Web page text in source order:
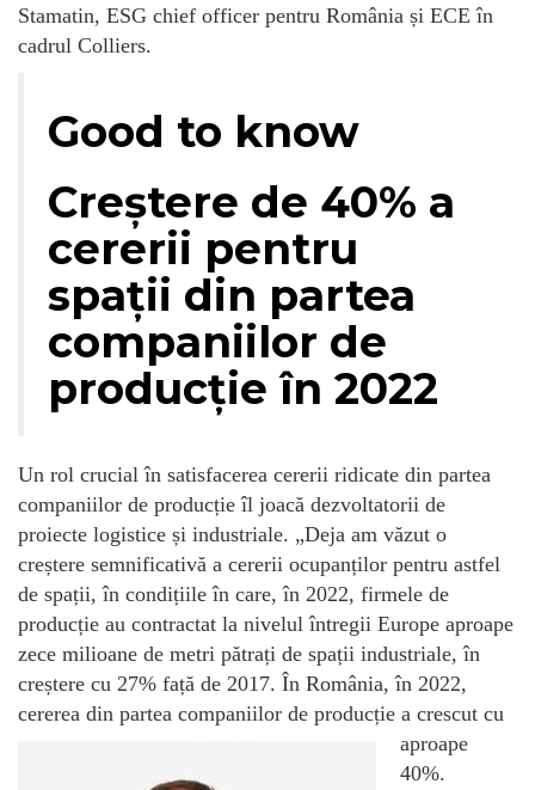
Stamatin, ESG chief officer pentru România și ECE în
cadrul Colliers.
Good to know
Creștere de 40% a
cererii pentru
spații din partea
companiilor de
producție în 2022
Un rol crucial în satisfacerea cererii ridicate din partea
companiilor de producție îl joacă dezvoltatorii de
proiecte logistice și industriale. „Deja am văzut o
creștere semnificativă a cererii ocupanților pentru astfel
de spații, în condițiile în care, în 2022, firmele de
producție au contractat la nivelul întregii Europe aproape
zece milioane de metri pătrați de spații industriale, în
creștere cu 27% față de 2017. În România, în 2022,
cererea din partea companiilor de producție a crescut cu
aproape
40%.